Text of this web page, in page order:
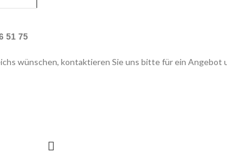
51 75
wünschen, kontaktieren Sie uns bitte für ein Angebot